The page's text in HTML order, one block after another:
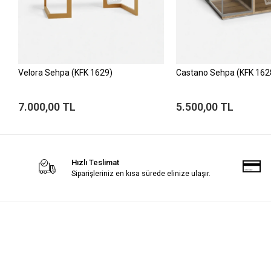
Velora Sehpa (KFK 1629)
7.000,00 TL
Castano Sehpa (KFK
5.500,00 TL
Hızlı Teslimat
Siparişleriniz en kısa sürede elinize ulaşır.